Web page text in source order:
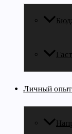
Личный опыт